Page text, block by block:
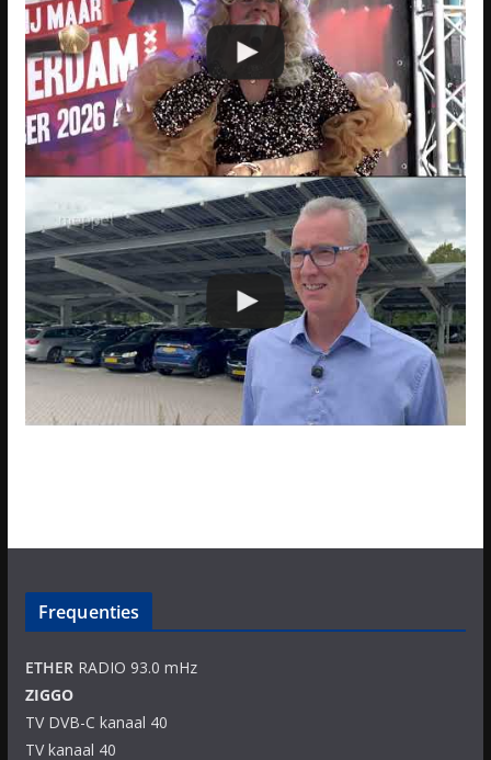
Frequenties
ETHERRADIO 93.0 mHz
ZIGGO
TV DVB-C kanaal 40
TV kanaal 40